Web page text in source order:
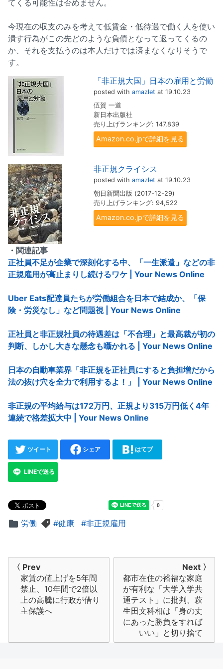
てくる可能性は否めません。
今現在の収支のみを考えて低賃金・低待遇で働く人を使い
潰す行為がこの先どのような負債となって返ってくるの
か、それを支払うのは本人だけでは済まなくなりそうで
す。
「非正規大国」日本の雇用と労働
posted with amazlet at 19.10.23
伍賀 一道
新日本出版社
売り上げランキング: 147,839
Amazon.co.jpで詳細を見る
非正規クライシス
posted with amazlet at 19.10.23
朝日新聞出版 (2017-12-29)
売り上げランキング: 94,522
Amazon.co.jpで詳細を見る
・関連記事
正社員不足が企業で深刻化する中、「一生派遣」などの非
正規雇用が高止まりし続けるワケ | Your News Online
Uber Eats配達員たちが労働組合を日本で結成か、「保
険・労災なし」など問題視 | Your News Online
正社員と非正規社員の待遇差は「不合理」と最高裁が初の
判断、しかし大きな懸念も囁かれる | Your News Online
日本の自動車業界「非正規を正社員にすると負担増だから
法の抜け穴を全力で利用するよ！」 | Your News Online
非正規の平均給与は172万円、正規より315万円低く4年
連続で格差拡大中 | Your News Online
ツイート シェア はてブ
LINEで送る
労働 健康 非正規雇用
〈 Prev
家賃の値上げを5年間
禁止、10年間で2倍以
上の高騰に行政が借り
主保護へ
Next 〉
都市在住の裕福な家庭
が有利な「大学入学共
通テスト」に批判、萩
生田文科相は「身の丈
にあった勝負をすれば
いい」と切り捨て